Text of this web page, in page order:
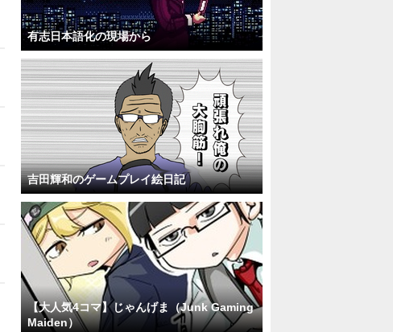
有志日本語化の現場から
吉田輝和のゲームプレイ絵日記
【大人気4コマ】じゃんげま（Junk Gaming
Maiden）